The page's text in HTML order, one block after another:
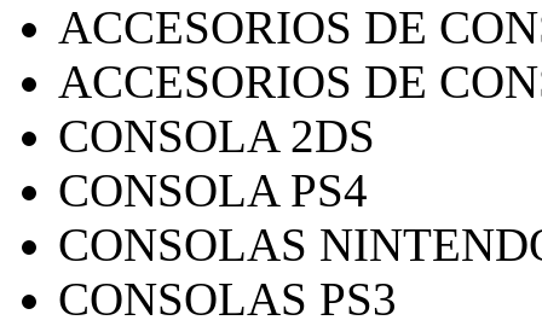
ACCESORIOS DE
ACCESORIOS DE
CONSOLA 2DS
CONSOLA PS4
CONSOLAS
CONSOLAS PS3